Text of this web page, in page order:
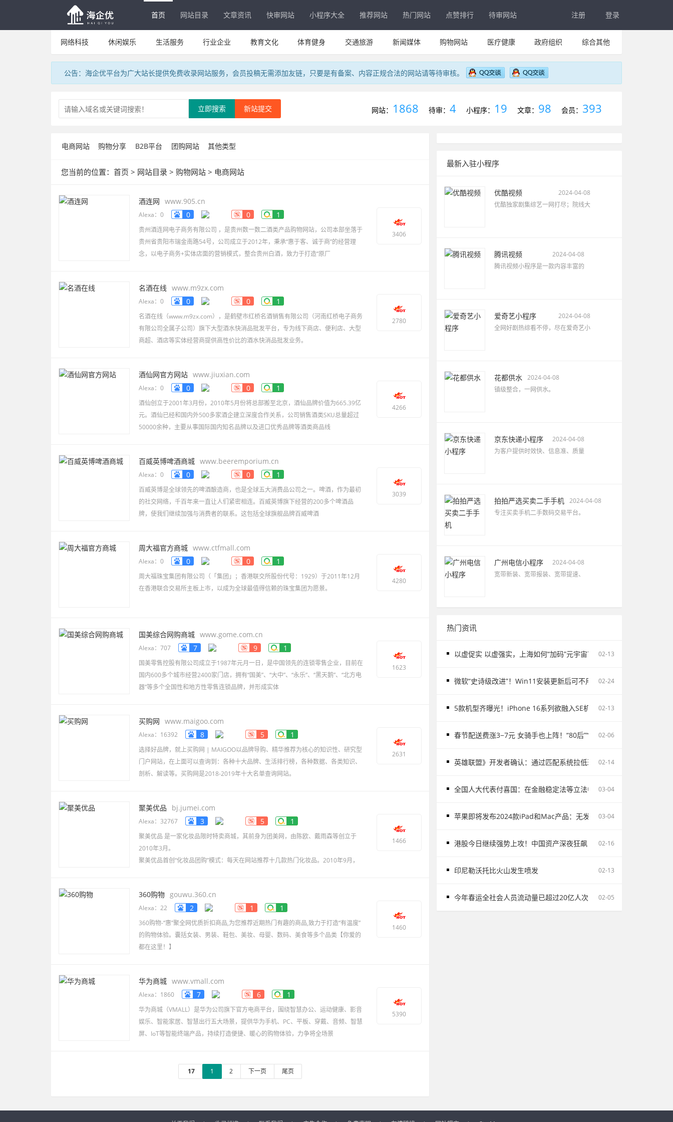
首页 网站目录 文章资讯 快审网站 小程序大全 推荐网站 热门网站 点赞排行 待审网站 注册 登录
网络科技 休闲娱乐 生活服务 行业企业 教育文化 体育健身 交通旅游 新闻媒体 购物网站 医疗健康 政府组织 综合其他
公告：海企优平台为广大站长提供免费收录网站服务，会员投稿无需添加友链，只要是有备案、内容正规合法的网站请等待审核。
新站提交
立即搜索 网站： 1868 待审： 4 小程序： 19 文章： 98 会员： 393
电商网站 购物分享 B2B平台 团购网站 其他类型
您当前的位置： 首页 > 网站目录 > 购物网站 > 电商网站
酒连网 www.905.cn
Alexa：0 0 0 1
贵州酒连网电子商务有限公司 ，是贵州数一数二酒类产品购物网站，公司本部坐落于
贵州省贵阳市瑞金南路54号，公司成立于2012年，秉承“惠于客、诚于商”的经营理
念，以电子商务+实体店面的营销模式，整合贵州白酒，致力于打造“原厂
3406
名酒在线 www.m9zx.com
Alexa：0 0 0 1
名酒在线（www.m9zx.com），是鹤壁市红桥名酒销售有限公司（河南红桥电子商务
有限公司全属子公司）旗下大型酒水快消品批发平台，专为线下商店、便利店、大型
商超、酒店等实体经营商提供高性价比的酒水快消品批发业务。
2780
酒仙网官方网站 www.jiuxian.com
Alexa：0 0 0 1
酒仙创立于2001年3月份，2010年5月份将总部搬至北京，酒仙品牌价值为665.39亿
元。酒仙已经和国内外500多家酒企建立深度合作关系，公司销售酒类SKU总量超过
50000余种，主要从事国际国内知名品牌以及进口优秀品牌等酒类商品线
4266
百威英博啤酒商城 www.beeremporium.cn
Alexa：0 0 0 1
百威英博是全球领先的啤酒酿造商，也是全球五大消费品公司之一。啤酒，作为最初
的社交网络，千百年来一直让人们紧密相连。百威英博旗下经营的200多个啤酒品
牌，使我们继续加强与消费者的联系。这包括全球旗舰品牌百威啤酒
3039
周大福官方商城 www.ctfmall.com
Alexa：0 0 0 1
周大福珠宝集团有限公司（「集团」；香港联交所股份代号：1929）于2011年12月
在香港联合交易所主板上市，以成为全球最值得信赖的珠宝集团为愿景。
4280
国美综合网购商城 www.gome.com.cn
Alexa：707 7 9 1
国美零售控股有限公司成立于1987年元月一日，是中国领先的连锁零售企业，目前在
国内600多个城市经营2400家门店，拥有“国美”、“大中”、“永乐”、“黑天鹅”、“北方电
器”等多个全国性和地方性零售连锁品牌，并形成实体
1623
买购网 www.maigoo.com
Alexa：16392 8 5 1
选择好品牌，就上买购网 | MAIGOO以品牌导购、精华推荐为核心的知识性、研究型
门户网站，在上面可以查询到：各种十大品牌、生活排行榜，各种数据、各类知识、
剖析、解读等。买购网是2018-2019年十大名单查询网站。
2631
聚美优品 bj.jumei.com
Alexa：32767 3 5 1
聚美优品 是一家化妆品限时特卖商城，其前身为团美网，由陈欧、戴雨森等创立于
2010年3月。
聚美优品首创“化妆品团购”模式：每天在网站推荐十几款热门化妆品。2010年9月，
1466
360购物 gouwu.360.cn
Alexa：22 2 1 1
360购物-“惠”聚全网优质折扣商品,为您推荐近期热门有趣的商品,致力于打造“有温度”
的购物体验。囊括女装、男装、鞋包、美妆、母婴、数码、美食等多个品类【你爱的
都在这里！】
1460
华为商城 www.vmall.com
Alexa：1860 7 6 1
华为商城（VMALL）是华为公司旗下官方电商平台，围绕智慧办公、运动健康、影音
娱乐、智能家居、智慧出行五大场景，提供华为手机、PC、平板、穿戴、音频、智慧
屏、IoT等智能终端产品，持续打造便捷、暖心的购物体验，力争将全场景
5390
17 1 2 下一页 尾页
最新入驻小程序
优酷视频
2024-04-08
优酷独家剧集综艺一网打尽；院线大
腾讯视频
2024-04-08
腾讯视频小程序是一款内容丰富的
爱奇艺小程序
2024-04-08
全网好剧热综看不停，尽在爱奇艺小
花都供水 2024-04-08
镇级整合，一网供水。
京东快递小程序
2024-04-08
为客户提供时效快、信息准、质量
拍拍严选买卖二手手机 2024-04-08
专注买卖手机二手数码交易平台。
广州电信小程序
2024-04-08
宽带新装、宽带报装、宽带提速、
热门资讯
以虚促实 以虚强实，上海如何“加码”元宇宙？ 02-13
微软“史诗级改进”！Win11安装更新后可不用重启电脑
02-24
5款机型齐曝光！iPhone 16系列欲融入SE机型：续航激增、8G内存、
02-13
春节配送费涨3−7元 女骑手也上阵！“80后”“90后”成配送主力
02-06
英雄联盟》开发者确认：通过匹配系统拉低玩家胜率并不存在
02-14
全国人大代表付喜国：在金融稳定法等立法中完善存款保险制度
03-04
苹果即将发布2024款iPad和Mac产品：无发布会直接上市
03-04
港股今日继续强势上攻！中国资产深夜狂飙 02-16
印尼勒沃托比火山发生喷发 02-13
今年春运全社会人员流动量已超过20亿人次 02-05